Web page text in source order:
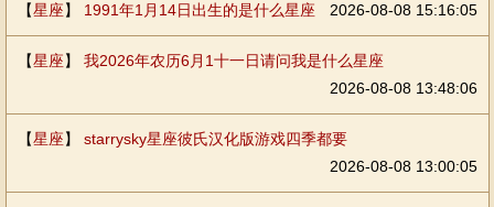
【星座】 1991年1月14日出生的是什么星座 2026-08-08 15:16:05
【星座】 我2026年农历6月1十一日请问我是什么星座
2026-08-08 13:48:06
【星座】 starrysky星座彼氏汉化版游戏四季都要
2026-08-08 13:00:05